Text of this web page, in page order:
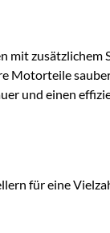
mit zusätzlichem
Motorteile
und einen
für eine